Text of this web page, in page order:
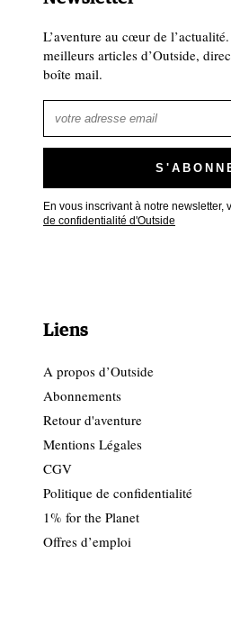
L’aventure au cœur de
meilleurs articles d’Outside,
boîte mail.
En vous inscrivant à notre newsletter,
de confidentialité d'Outside
Liens
A propos d’Outside
Abonnements
Retour d'aventure
Mentions Légales
CGV
Politique de confidentialité
1% for the Planet
Offres d’emploi